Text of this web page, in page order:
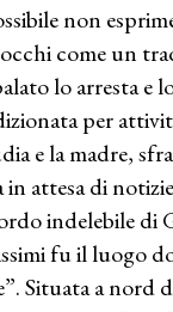
non
come un
lo arresta e
per
e la madre,
in attesa di
indelebile di
fu il luogo
Situata a nord